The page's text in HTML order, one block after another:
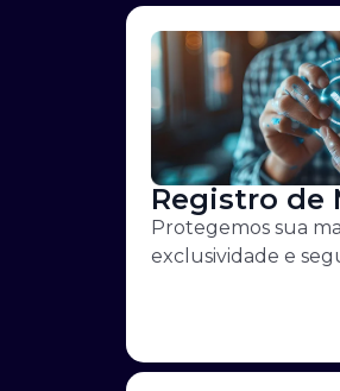
Registro de
Protegemos sua
exclusividade e